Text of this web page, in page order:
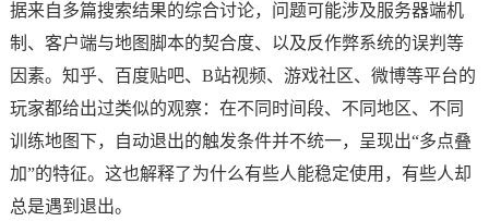
据来自多篇搜索结果的综合讨论，问题可能涉及服务器端机
制、客户端与地图脚本的契合度、以及反作弊系统的误判等
因素。知乎、百度贴吧、B站视频、游戏社区、微博等平台的
玩家都给出过类似的观察：在不同时间段、不同地区、不同
训练地图下，自动退出的触发条件并不统一，呈现出“多点叠
加”的特征。这也解释了为什么有些人能稳定使用，有些人却
总是遇到退出。